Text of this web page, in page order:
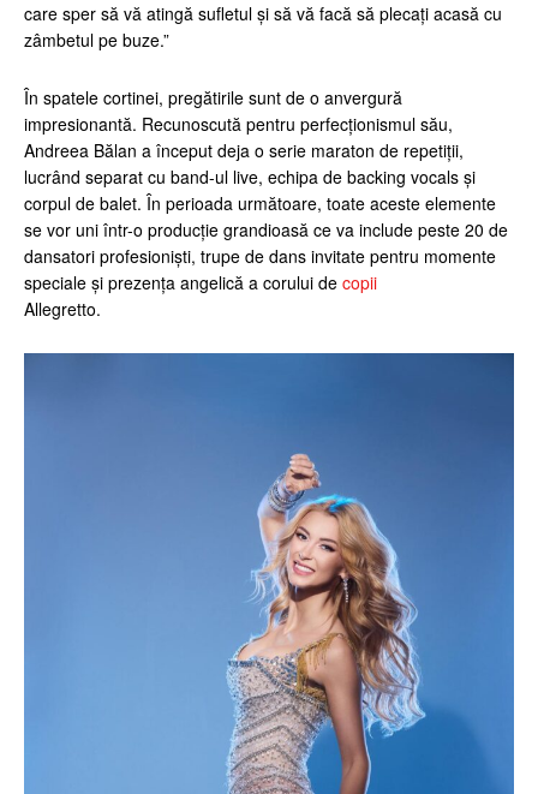
care sper să vă atingă sufletul și să vă facă să plecați acasă cu
zâmbetul pe buze.”
În spatele cortinei, pregătirile sunt de o anvergură
impresionantă. Recunoscută pentru perfecționismul său,
Andreea Bălan a început deja o serie maraton de repetiții,
lucrând separat cu band-ul live, echipa de backing vocals și
corpul de balet. În perioada următoare, toate aceste elemente
se vor uni într-o producție grandioasă ce va include peste 20 de
dansatori profesioniști, trupe de dans invitate pentru momente
speciale și prezența angelică a corului de copii
Allegretto.